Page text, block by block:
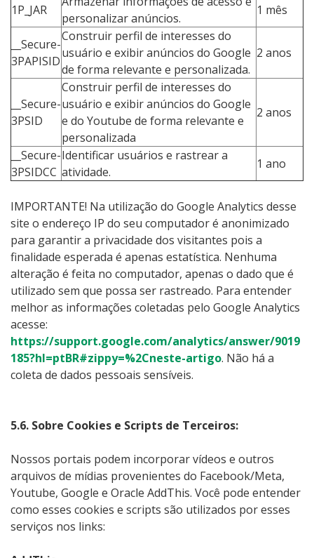
1P_JAR
personalizar anúncios.
1 mês
__Secure-
3PAPISID
Construir perfil de interesses do
usuário e exibir anúncios do Google
de forma relevante e personalizada.
2 anos
__Secure-
3PSID
Construir perfil de interesses do
usuário e exibir anúncios do Google
e do Youtube de forma relevante e
personalizada
2 anos
__Secure-
3PSIDCC
Identificar usuários e rastrear a
atividade.
1 ano
IMPORTANTE! Na utilização do Google Analytics desse
site o endereço IP do seu computador é anonimizado
para garantir a privacidade dos visitantes pois a
finalidade esperada é apenas estatística. Nenhuma
alteração é feita no computador, apenas o dado que é
utilizado sem que possa ser rastreado. Para entender
melhor as informações coletadas pelo Google Analytics
acesse:
https://support.google.com/analytics/answer/9019
185?hl=ptBR#zippy=%2Cneste-artigo. Não há a
coleta de dados pessoais sensíveis.
5.6. Sobre Cookies e Scripts de Terceiros:
Nossos portais podem incorporar vídeos e outros
arquivos de mídias provenientes do Facebook/Meta,
Youtube, Google e Oracle AddThis. Você pode entender
como esses cookies e scripts são utilizados por esses
serviços nos links: